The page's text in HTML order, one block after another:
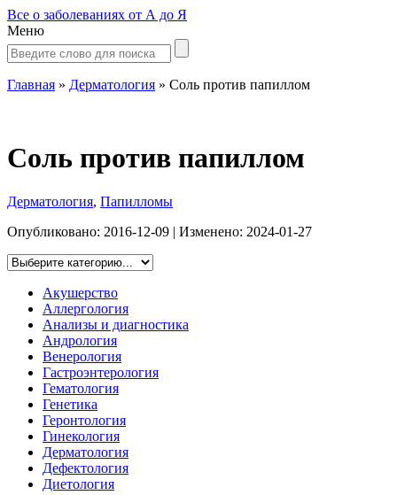
Все о заболеваниях от А до Я
Меню
Главная » Дерматология » Соль против папиллом
Соль против папиллом
Дерматология, Папилломы
Опубликовано: 2016-12-09 | Изменено: 2024-01-27
Акушерство
Аллергология
Анализы и диагностика
Андрология
Венерология
Гастроэнтерология
Гематология
Генетика
Геронтология
Гинекология
Дерматология
Дефектология
Диетология